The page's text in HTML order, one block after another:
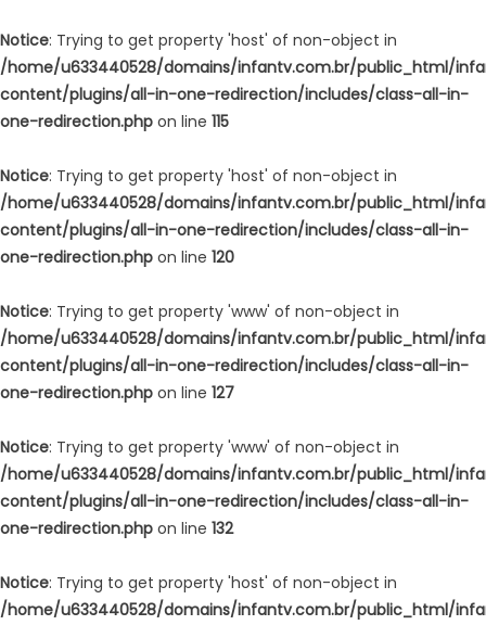
Notice: Trying to get property 'host' of non-object in
/home/u633440528/domains/infantv.com.br/public_html/
content/plugins/all-in-one-redirection/includes/class-all-in-
one-redirection.php on line 115
Notice: Trying to get property 'host' of non-object in
/home/u633440528/domains/infantv.com.br/public_html/
content/plugins/all-in-one-redirection/includes/class-all-in-
one-redirection.php on line 120
Notice: Trying to get property 'www' of non-object in
/home/u633440528/domains/infantv.com.br/public_html/
content/plugins/all-in-one-redirection/includes/class-all-in-
one-redirection.php on line 127
Notice: Trying to get property 'www' of non-object in
/home/u633440528/domains/infantv.com.br/public_html/
content/plugins/all-in-one-redirection/includes/class-all-in-
one-redirection.php on line 132
Notice: Trying to get property 'host' of non-object in
/home/u633440528/domains/infantv.com.br/public_html/